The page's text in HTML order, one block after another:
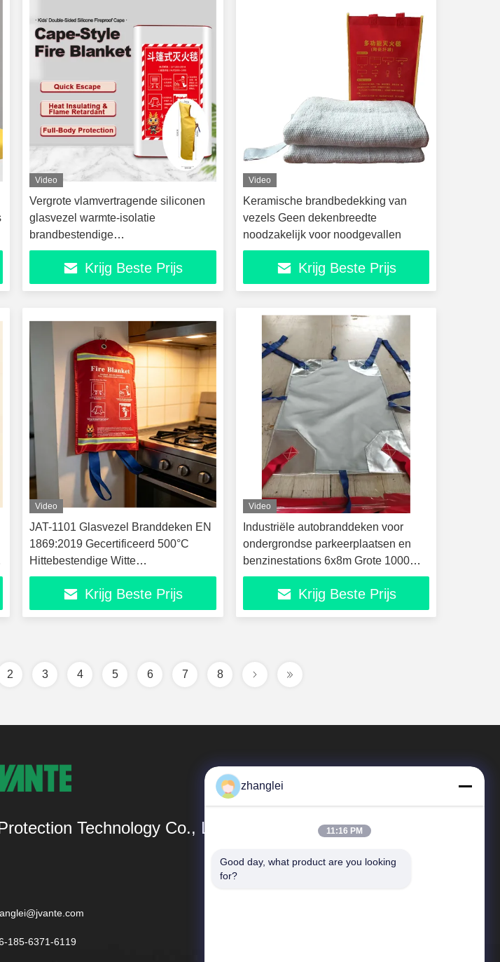
Video
Vergrote vlamvertragende siliconen
glasvezel warmte-isolatie
brandbestendige
ontsnappingsmantel brandredding
branddek brandbeschermingspak
geel
Krijg Beste Prijs
Video
Keramische brandbedekking van
vezels Geen dekenbreedte
noodzakelijk voor noodgevallen
Krijg Beste Prijs
Video
JAT-1101 Glasvezel Branddeken EN
1869:2019 Gecertificeerd 500°C
Hittebestendige Witte
Brandblusdeken 1m x 1m
Krijg Beste Prijs
Video
Industriële autobranddeken voor
ondergrondse parkeerplaatsen en
benzinestations 6x8m Grote 1000℃
hittebestendige hoes
Krijg Beste Prijs
2 3 4 5 6 7 8
Technology Co., Ltd.
185-6371-6119
Snelle Links
zhanglei
11:16 PM
Good day, what product are you looking
for?